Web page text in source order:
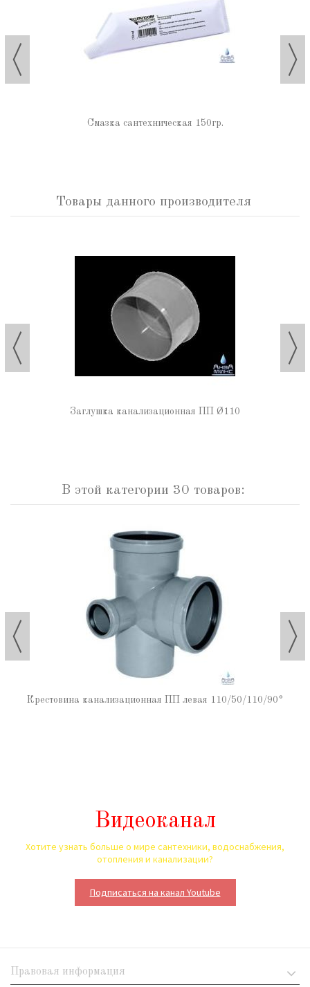
Смазка сантехническая 150гр.
Товары данного производителя
Заглушка канализационная ПП Ø110
В этой категории 30 товаров:
Крестовина канализационная ПП левая 110/50/110/90°
Видеоканал
Хотите узнать больше о мире сантехники, водоснабжения,
отопления и канализации?
Подписаться на канал Youtube
Правовая информация